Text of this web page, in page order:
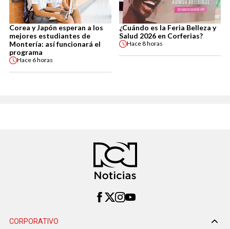
Corea y Japón esperan a los
mejores estudiantes de
Montería: así funcionará el
programa
Hace 6 horas
¿Cuándo es la Feria Belleza y
Salud 2026 en Corferias?
Hace8 horas
CORPORATIVO